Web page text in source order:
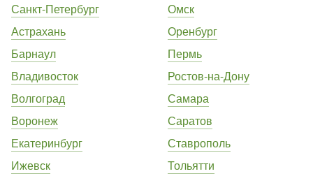
Санкт-Петербург
Астрахань
Барнаул
Владивосток
Волгоград
Воронеж
Екатеринбург
Ижевск
Омск
Оренбург
Пермь
Ростов-на-Дону
Самара
Саратов
Ставрополь
Тольятти